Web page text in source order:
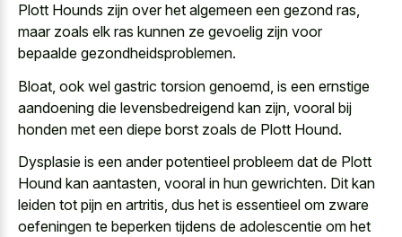
Plott Hounds zijn over het algemeen een gezond ras,
maar zoals elk ras kunnen ze gevoelig zijn voor
bepaalde gezondheidsproblemen.
Bloat, ook wel gastric torsion genoemd, is een ernstige
aandoening die levensbedreigend kan zijn, vooral bij
honden met een diepe borst zoals de Plott Hound.
Dysplasie is een ander potentieel probleem dat de Plott
Hound kan aantasten, vooral in hun gewrichten. Dit kan
leiden tot pijn en artritis, dus het is essentieel om zware
oefeningen te beperken tijdens de adolescentie om het